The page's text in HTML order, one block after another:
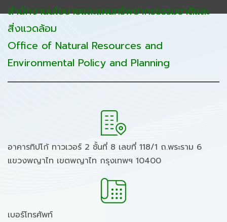
สำนักงานนโยบายและแผนทรัพยากรธรรมชาติและ
สิ่งแวดล้อม
Office of Natural Resources and
Environmental Policy and Planning
อาคารทิปโก้ ทาวเวอร์ 2 ชั้นที่ 8 เลขที่ 118/1 ถ.พระราม 6
แขวงพญาไท เขตพญาไท กรุงเทพฯ 10400
เบอร์โทรศัพท์